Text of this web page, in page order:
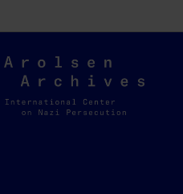
Arolsen
Archives